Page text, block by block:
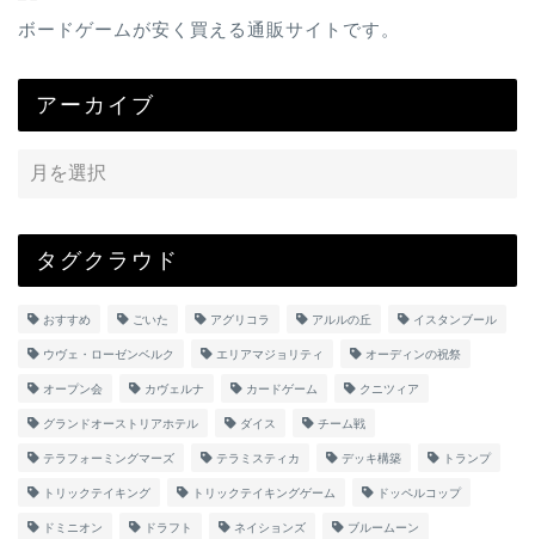
ボードゲームが安く買える通販サイトです。
アーカイブ
タグクラウド
おすすめ ごいた アグリコラ アルルの丘 イスタンブール
ウヴェ・ローゼンベルク エリアマジョリティ オーディンの祝祭
オープン会 カヴェルナ カードゲーム クニツィア
グランドオーストリアホテル ダイス チーム戦
テラフォーミングマーズ テラミスティカ デッキ構築 トランプ
トリックテイキング トリックテイキングゲーム ドッペルコップ
ドミニオン ドラフト ネイションズ ブルームーン